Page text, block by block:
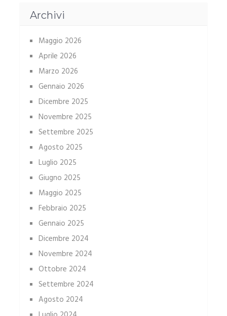
Archivi
Maggio 2026
Aprile 2026
Marzo 2026
Gennaio 2026
Dicembre 2025
Novembre 2025
Settembre 2025
Agosto 2025
Luglio 2025
Giugno 2025
Maggio 2025
Febbraio 2025
Gennaio 2025
Dicembre 2024
Novembre 2024
Ottobre 2024
Settembre 2024
Agosto 2024